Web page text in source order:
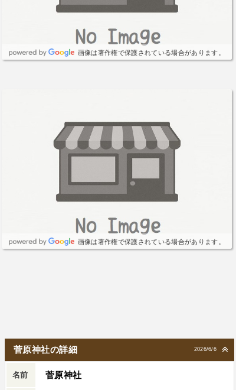
画像は著作権で保護されている場合があります。
画像は著作権で保護されている場合があります。
2026/6/6
菅原神社の詳細
名前 菅原神社